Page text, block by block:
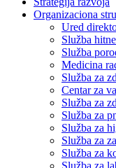
Organizaciona
Ured
Služba
Služba
Medicina
Služba za
Centar za
Služba za
Služba za
Služba za
Služba za
Služba za
Služba za